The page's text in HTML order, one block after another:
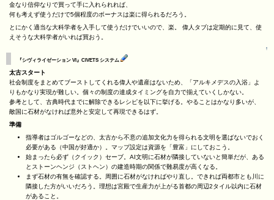
金なり信仰なりで買って手に入れられれば、
何も考えず使うだけで5個程度のボーナスは楽に得られるだろう。
とにかく適当な大科学者を入手して使うだけでいいので、楽。 偉人タブは定期的に見て、使
えそうな大科学者がいれば買おう。
↑
『シヴィライゼーション VI』CIVETS システム
太古スタート
社会制度をまとめてブーストしてくれる偉人や遺産はないため、「アルキメデスの入浴」よ
りもかなり実現が難しい。個々の制度の達成タイミングを自力で揃えていくしかない。
参考として、古典時代までに解除できるレシピを以下に挙げる。やることはかなり多いが、
敵国に石材がなければ意外と安定して再現できるはず。
準備
指導者はゴルゴーなどの、太古から不意の追加文化力を得られる文明を選ばないでおく
必要がある（中国が好適か）。マップ設定は資源を「豊富」にしておこう。
始まったら必ず（クイック）セーブ。AI文明に石材が隣接していないと簡単だが、ある
とストーンヘンジ（ストヘン）の建造時期の関係で難易度が高くなる。
まず石材の有無を確認する。周囲に石材がなければやり直し。できれば両都市とも川に
隣接した方がいいだろう。理想は宮殿で生産力が上がる首都の周辺2タイル以内に石材
があること。